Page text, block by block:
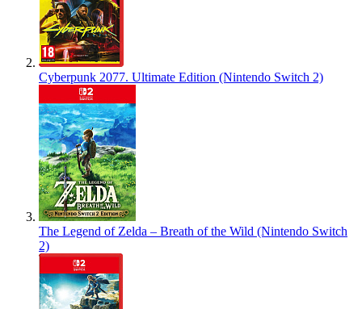
Cyberpunk 2077. Ultimate Edition (Nintendo Switch 2)
The Legend of Zelda – Breath of the Wild (Nintendo Switch
2)